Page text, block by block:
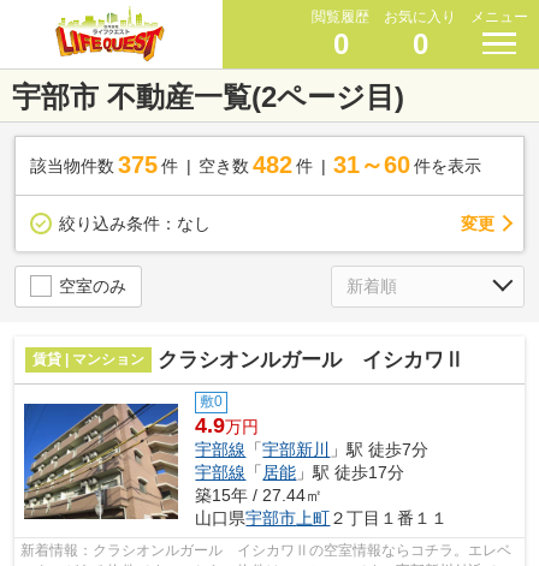
閲覧履歴
0
お気に入り
0
メニュー
宇部市 不動産一覧(2ページ目)
該当物件数 375件 空き数 482 件 31～60 件を表示
絞り込み条件： なし 変更
空室のみ
賃貸 | マンション クラシオンルガール イシカワⅡ
敷0
4.9万円
宇部線 「宇部新川
」駅 徒歩7分
宇部線 「居能 」駅 徒歩17分
築15年 / 27.44㎡
山口県宇部市上町２丁目１番１１
新着情報：クラシオンルガール イシカワⅡの空室情報ならコチラ。エレベ